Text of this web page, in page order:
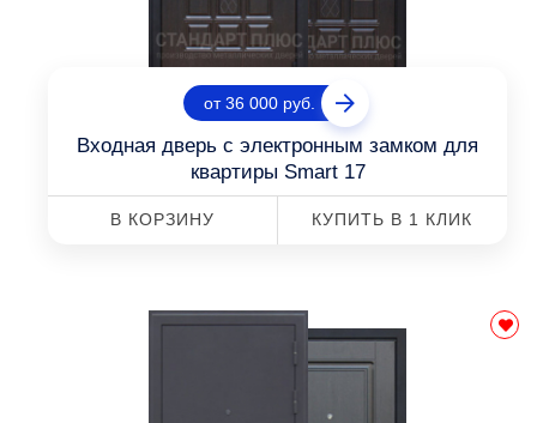
от 36 000 руб.
Входная дверь с электронным замком для
квартиры Smart 17
В КОРЗИНУ КУПИТЬ В 1 КЛИК